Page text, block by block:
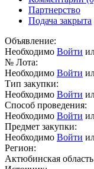
Партнерство
Подача закрыта
Объявление:
Необходимо Войти
№ Лота:
Необходимо Войти
Тип закупки:
Необходимо Войти
Способ проведения:
Необходимо Войти
Предмет закупки:
Необходимо Войти
Регион:
Актюбинская область